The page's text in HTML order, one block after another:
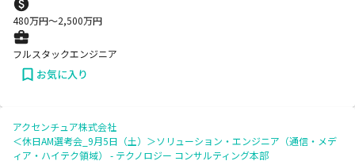
480万円〜2,500万円
フルスタックエンジニア
お気に入り
アクセンチュア株式会社
＜休日AM選考会_9月5日（土）＞ソリューション・エンジニア（通信・メデ
ィア・ハイテク領域） - テクノロジー コンサルティング本部